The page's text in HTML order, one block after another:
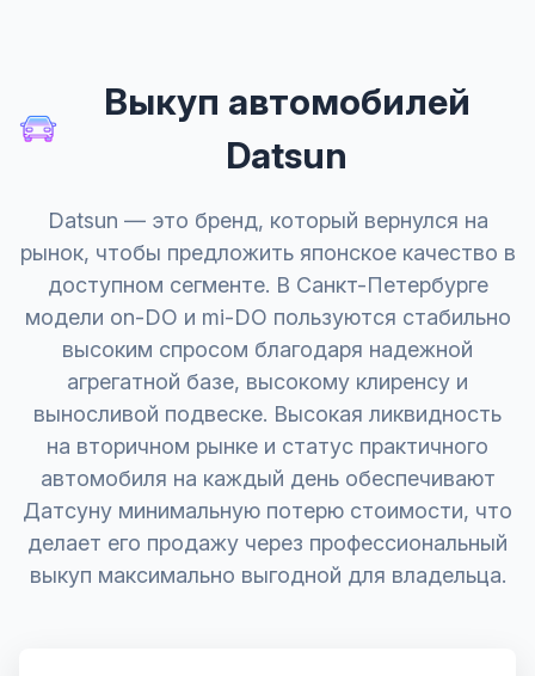
Выкуп автомобилей
Datsun
Datsun — это бренд, который вернулся на
рынок, чтобы предложить японское качество в
доступном сегменте. В Санкт-Петербурге
модели on-DO и mi-DO пользуются стабильно
высоким спросом благодаря надежной
агрегатной базе, высокому клиренсу и
выносливой подвеске. Высокая ликвидность
на вторичном рынке и статус практичного
автомобиля на каждый день обеспечивают
Датсуну минимальную потерю стоимости, что
делает его продажу через профессиональный
выкуп максимально выгодной для владельца.